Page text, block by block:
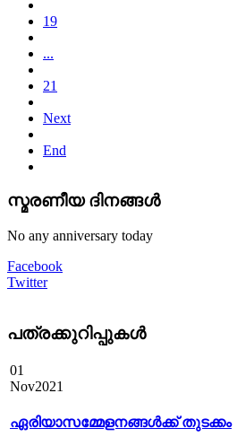
19
...
21
Next
End
സ്മരണീയ ദിനങ്ങൾ
No any anniversary today
Facebook
Twitter
പത്രക്കുറിപ്പുകള്‍
01
Nov2021
ഏരിയാസമ്മേളനങ്ങൾക്ക് തുടക്കം